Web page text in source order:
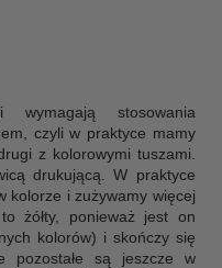
stosowania
czyli w praktyce mamy
z kolorowymi tuszami.
drukującą. W praktyce
kolorze i zużywamy więcej
żółty, ponieważ jest on
kolorów) i skończy się
pozostałe są jeszcze w